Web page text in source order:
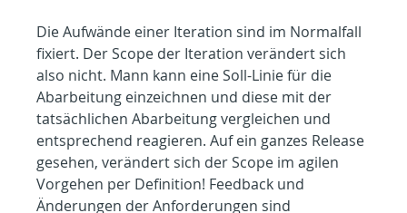
Die Aufwände einer Iteration sind im Normalfall
fixiert. Der Scope der Iteration verändert sich
also nicht. Mann kann eine Soll-Linie für die
Abarbeitung einzeichnen und diese mit der
tatsächlichen Abarbeitung vergleichen und
entsprechend reagieren. Auf ein ganzes Release
gesehen, verändert sich der Scope im agilen
Vorgehen per Definition! Feedback und
Änderungen der Anforderungen sind